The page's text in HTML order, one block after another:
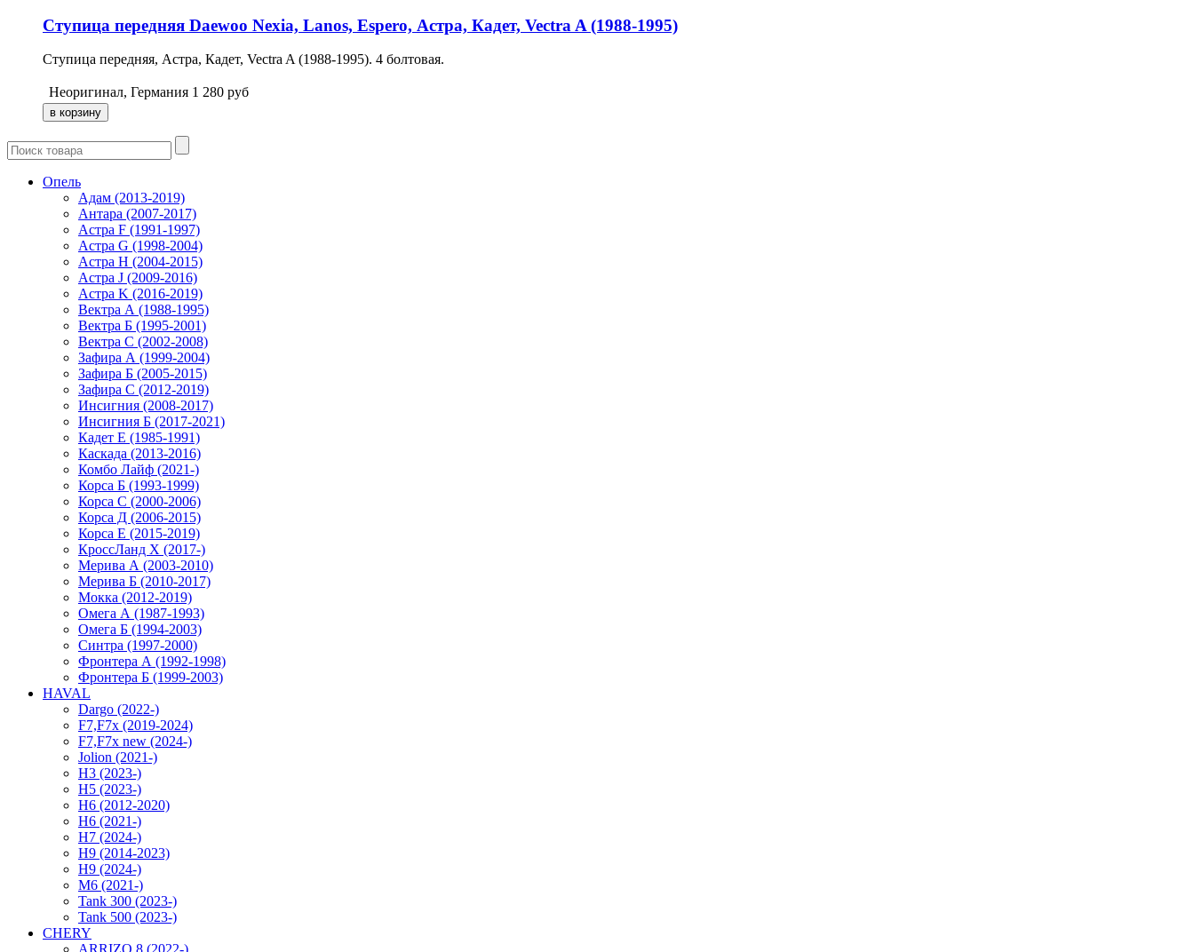
Ступица передняя Daewoo Nexia, Lanos, Espero, Астра, Кадет, Vectra A (1988-1995)
Ступица передняя, Астра, Кадет, Vectra A (1988-1995). 4 болтовая.
Неоригинал, Германия 1 280 руб
Опель
Адам (2013-2019)
Антара (2007-2017)
Астра F (1991-1997)
Астра G (1998-2004)
Астра H (2004-2015)
Астра J (2009-2016)
Астра K (2016-2019)
Вектра А (1988-1995)
Вектра Б (1995-2001)
Вектра С (2002-2008)
Зафира А (1999-2004)
Зафира Б (2005-2015)
Зафира С (2012-2019)
Инсигния (2008-2017)
Инсигния Б (2017-2021)
Кадет Е (1985-1991)
Каскада (2013-2016)
Комбо Лайф (2021-)
Корса Б (1993-1999)
Корса С (2000-2006)
Корса Д (2006-2015)
Корса E (2015-2019)
КроссЛанд X (2017-)
Мерива А (2003-2010)
Мерива Б (2010-2017)
Мокка (2012-2019)
Омега А (1987-1993)
Омега Б (1994-2003)
Синтра (1997-2000)
Фронтера А (1992-1998)
Фронтера Б (1999-2003)
HAVAL
Dargo (2022-)
F7,F7x (2019-2024)
F7,F7x new (2024-)
Jolion (2021-)
H3 (2023-)
H5 (2023-)
H6 (2012-2020)
H6 (2021-)
H7 (2024-)
H9 (2014-2023)
H9 (2024-)
M6 (2021-)
Tank 300 (2023-)
Tank 500 (2023-)
CHERY